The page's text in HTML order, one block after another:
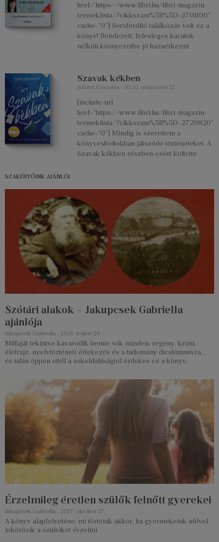
href=”https://www.libri.hu/libri-magazin-
termeklista/?cikkszam%5B%5D=2701100″
cache=”0″] Sorsfordító találkozás volt ez a
könyv! Rendezett, felesleges kacatok
nélküli környezetbe jó hazaérkezni
Szavak kékben
Juhász Fruzsina 2020. augusztus 12.
[include-url
href=”https://www.libri.hu/libri-magazin-
termeklista/?cikkszam%5B%5D=2729820″
cache=”0″] Mindig is szerettem a
könyvesboltokban játszódó történeteket. A
Szavak kékben részben ezért keltette
SZAKÉRTŐINK AJÁNLÓI
Szótári alakok – Jakupcsek Gabriella
ajánlója
Jakupcsek Gabriella 2021. május 26.
Műfaját tekintve kavarodik benne sok minden: regény, krimi,
életrajz, nyelvtörténeti értekezés és a tudomány dicshimnusza…
és talán éppen ettől a sokoldalúságtól érdekes ez a könyv.
Érzelmileg éretlen szülők felnőtt gyerekei
Jakupcsek Gabriella 2017. október 17.
A könyv alapfelvetése: mi történik akkor, ha gyermekeink idővel
lekörözik a szüleiket érzelmi